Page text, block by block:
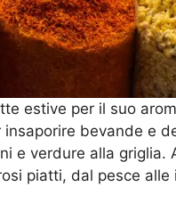
estive per il suo
bevande e
e verdure alla griglia.
piatti, dal pesce alle